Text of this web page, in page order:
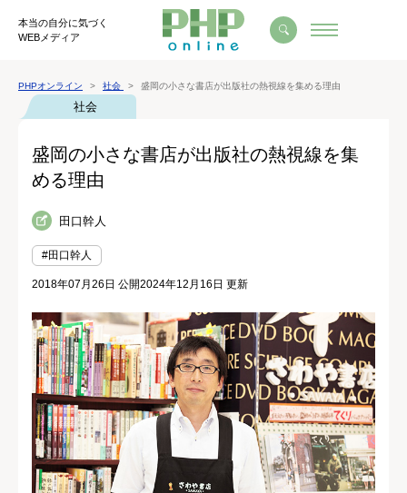
本当の自分に気づく
WEBメディア
PHPオンライン 社会 盛岡の小さな書店が出版社の熱視線を集める理由
社会
盛岡の小さな書店が出版社の熱視線を集
める理由
田口幹人
#田口幹人
2018年07月26日 公開2024年12月16日 更新